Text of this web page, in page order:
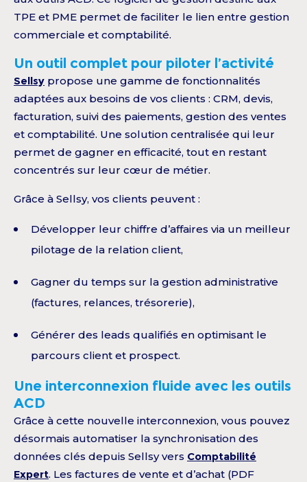
TPE et PME permet de faciliter le lien entre gestion
commerciale et comptabilité.
Un outil complet pour piloter l’activité
Sellsy propose une gamme de fonctionnalités
adaptées aux besoins de vos clients : CRM, devis,
facturation, suivi des paiements, gestion des ventes
et comptabilité. Une solution centralisée qui leur
permet de gagner en efficacité, tout en restant
concentrés sur leur cœur de métier.
Grâce à Sellsy, vos clients peuvent :
Développer leur chiffre d’affaires via un meilleur
pilotage de la relation client,
Gagner du temps sur la gestion administrative
(factures, relances, trésorerie),
Générer des leads qualifiés en optimisant le
parcours client et prospect.
Une interconnexion fluide avec les outils
ACD
Grâce à cette nouvelle interconnexion, vous pouvez
désormais automatiser la synchronisation des
données clés depuis Sellsy vers Comptabilité
Expert. Les factures de vente et d’achat (PDF